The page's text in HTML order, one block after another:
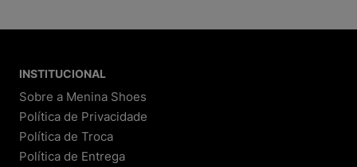
INSTITUCIONAL
Sobre a Menina Shoes
Política de Privacidade
Política de Troca
Política de Entrega